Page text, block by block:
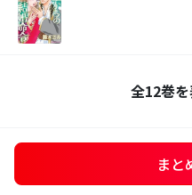
全12巻
まと